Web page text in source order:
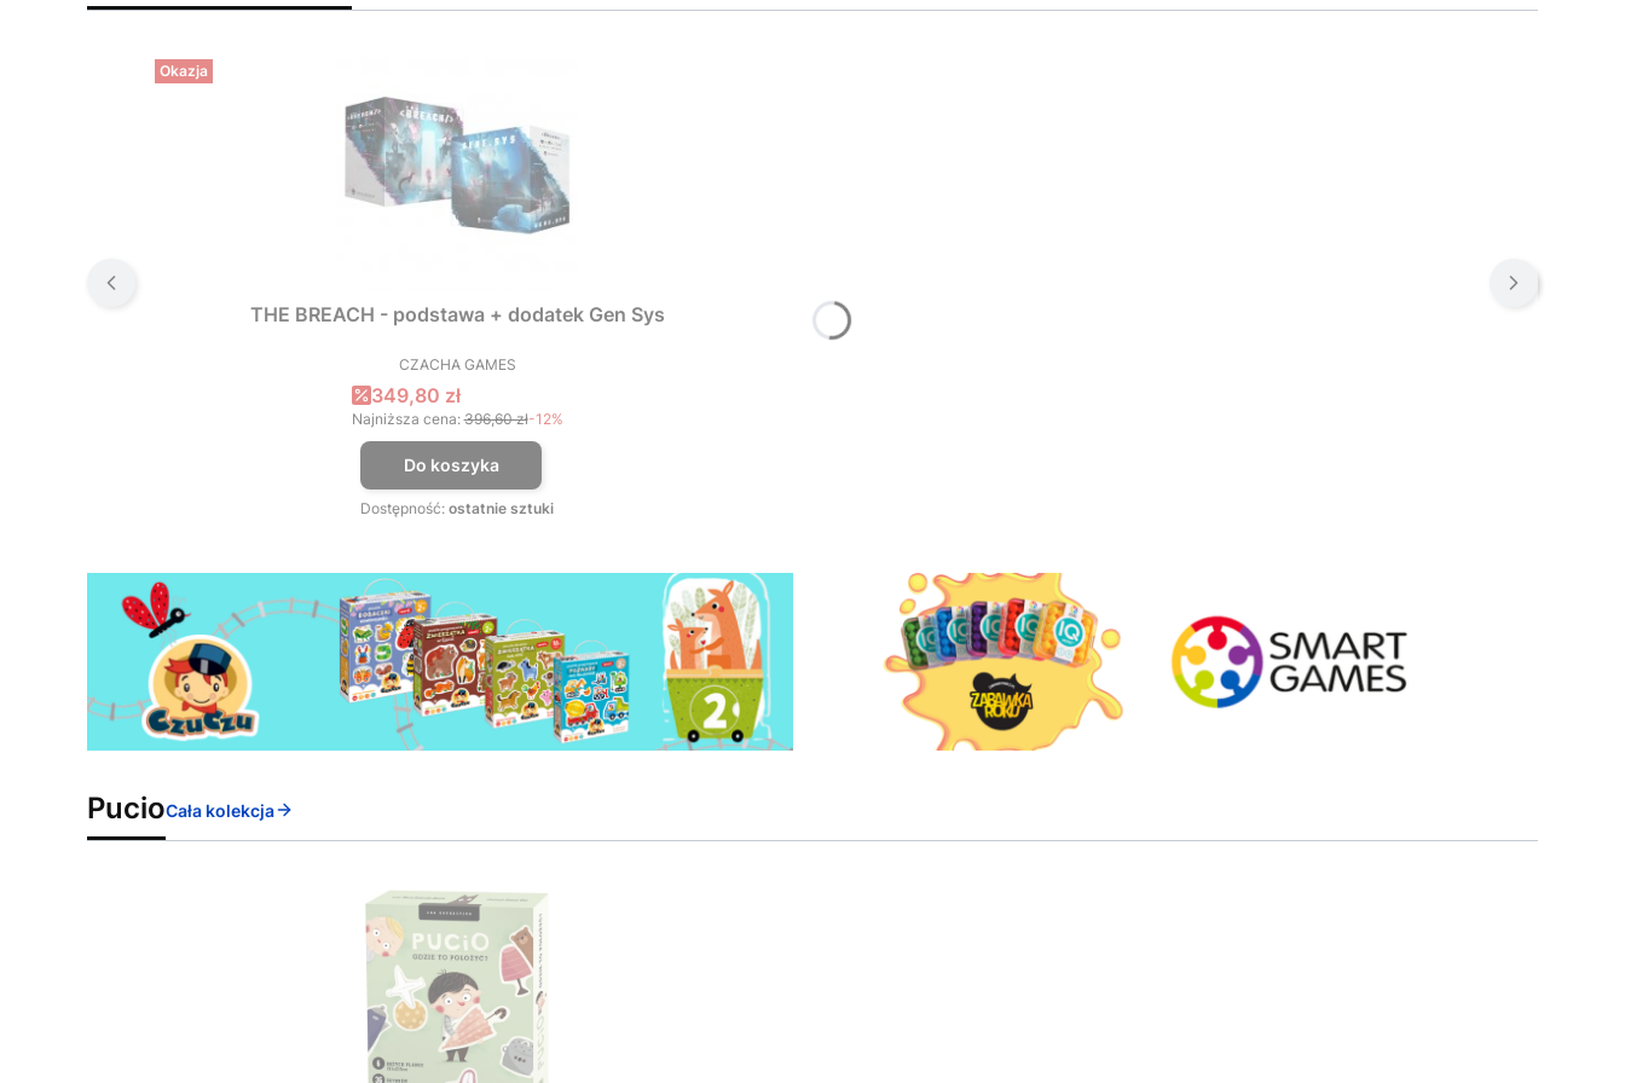
Okazja
THE BREACH - podstawa + dodatek Gen Sys
PRODUCENT
CZACHA GAMES
Cena promocyjna
349,80 zł
Najniższa cena: 396,60 zł-12%
Do koszyka
Dostępność: ostatnie sztuki
PucioCała kolekcja